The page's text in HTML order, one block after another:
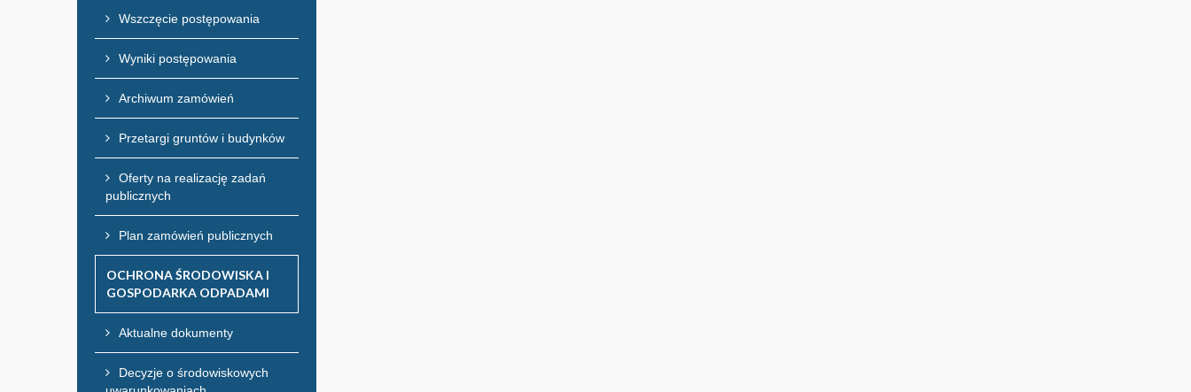
Wszczęcie postępowania
Wyniki postępowania
Archiwum zamówień
Przetargi gruntów i budynków
Oferty na realizację zadań
publicznych
Plan zamówień publicznych
OCHRONA ŚRODOWISKA I
GOSPODARKA ODPADAMI
Aktualne dokumenty
Decyzje o środowiskowych